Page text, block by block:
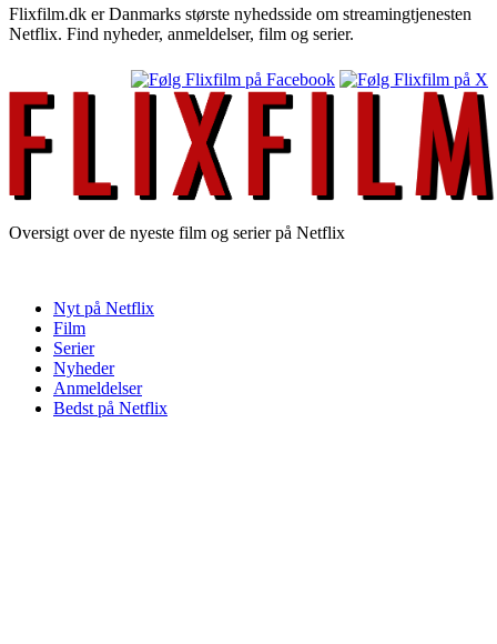
Flixfilm.dk er Danmarks største nyhedsside om streamingtjenesten
Netflix. Find nyheder, anmeldelser, film og serier.
Oversigt over de nyeste film og serier på Netflix
Nyt på Netflix
Film
Serier
Nyheder
Anmeldelser
Bedst på Netflix